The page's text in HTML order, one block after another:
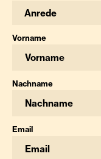
Anrede
Vorname
Nachname
Email